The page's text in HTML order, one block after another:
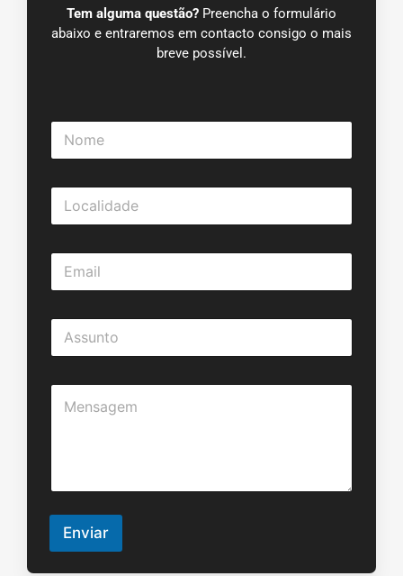
Tem alguma questão? Preencha o formulário
abaixo e entraremos em contacto consigo o mais
breve possível.
N
m
L
c
d
E
a
A
s
M
e
m
Enviar